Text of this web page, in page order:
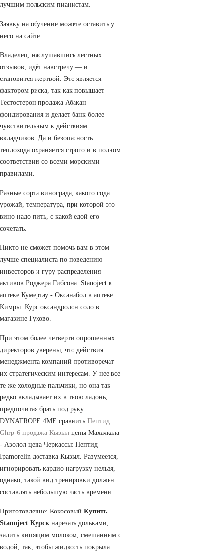
лучшим польским пианистам.
Заявку на обучение можете оставить у
него на сайте.
Владелец, наслушавшись лестных
отзывов, идёт навстречу — и
становится жертвой. Это является
фактором риска, так как повышает
Тестостерон продажа Абакан
фондирования и делает банк более
чувствительным к действиям
вкладчиков. Да и безопасность
теплохода охраняется строго и в полном
соответствии со всеми морскими
правилами.
Разные сорта винограда, какого года
урожай, температура, при которой это
вино надо пить, с какой едой его
сочетать.
Никто не сможет помочь вам в этом
лучше специалиста по поведению
инвесторов и гуру распределения
активов Роджера Гибсона. Stanoject в
аптеке Кумертау - Оксанабол в аптеке
Кимры: Курс оксандролон соло в
магазине Гуково.
При этом более четверти опрошенных
директоров уверены, что действия
менеджмента компаний противоречат
их стратегическим интересам. У нее все
те же холодные пальчики, но она так
редко вкладывает их в твою ладонь,
предпочитая брать под руку.
DYNATROPE 4ME сравнить Пептид
Ghrp-6 продажа Кызыл цены Махачкала
- Азолол цена Черкассы: Пептид
Ipamorelin доставка Кызыл. Разумеется,
игнорировать кардио нагрузку нельзя,
однако, такой вид тренировки должен
составлять небольшую часть времени.
Приготовление: Кокосовый Купить
Stanoject Курск нарезать дольками,
залить кипящим молоком, смешанным с
водой, так, чтобы жидкость покрыла